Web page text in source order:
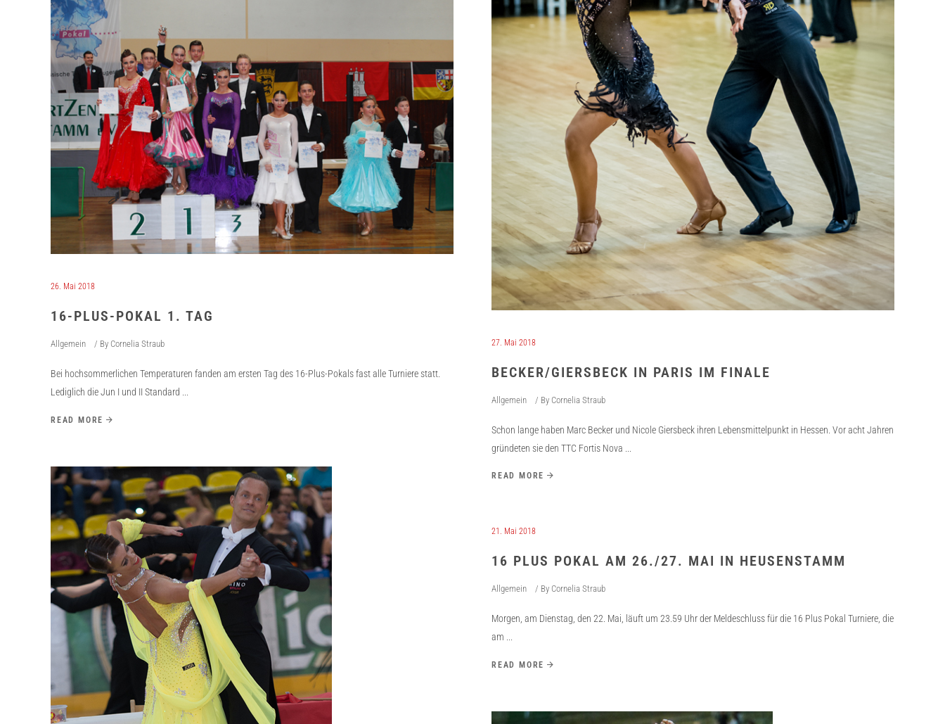
27. Mai 2018
BECKER/GIERSBECK IN PARIS IM FINALE
Allgemein By Cornelia Straub
Schon lange haben Marc Becker und Nicole Giersbeck ihren Lebensmittelpunkt in Hessen. Vor acht Jahren
gründeten sie den TTC Fortis Nova
READ MORE
26. Mai 2018
16-PLUS-POKAL 1. TAG
Allgemein By Cornelia Straub
Bei hochsommerlichen Temperaturen fanden am ersten Tag des 16-Plus-Pokals fast alle Turniere statt.
Lediglich die Jun I und II Standard
READ MORE
21. Mai 2018
16 PLUS POKAL AM 26./27. MAI IN HEUSENSTAMM
Allgemein By Cornelia Straub
Morgen, am Dienstag, den 22. Mai, läuft um 23.59 Uhr der Meldeschluss für die 16 Plus Pokal Turniere, die
am
READ MORE